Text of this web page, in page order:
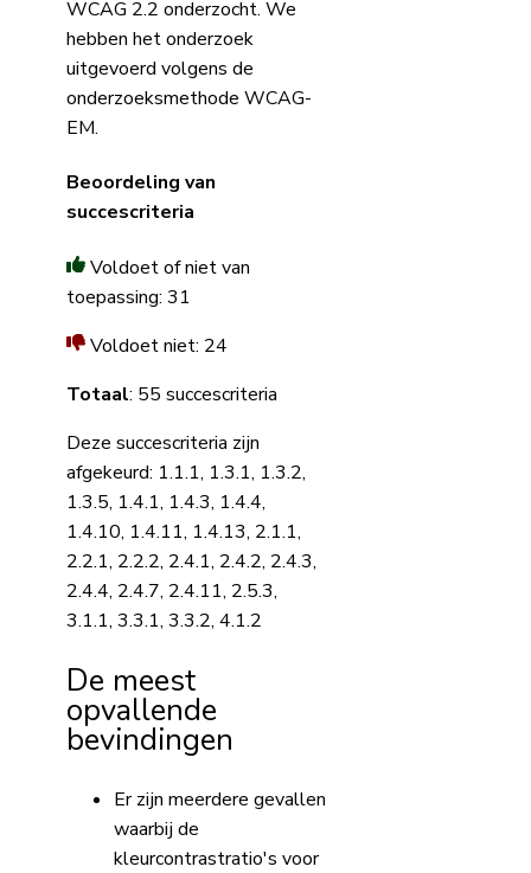
WCAG 2.2 onderzocht. We
hebben het onderzoek
uitgevoerd volgens de
onderzoeksmethode WCAG-
EM.
Beoordeling van
succescriteria
Voldoet of niet van
toepassing: 31
Voldoet niet: 24
Totaal: 55 succescriteria
Deze succescriteria zijn
afgekeurd: 1.1.1, 1.3.1, 1.3.2,
1.3.5, 1.4.1, 1.4.3, 1.4.4,
1.4.10, 1.4.11, 1.4.13, 2.1.1,
2.2.1, 2.2.2, 2.4.1, 2.4.2, 2.4.3,
2.4.4, 2.4.7, 2.4.11, 2.5.3,
3.1.1, 3.3.1, 3.3.2, 4.1.2
De meest
opvallende
bevindingen
Er zijn meerdere gevallen
waarbij de
kleurcontrastratio's voor